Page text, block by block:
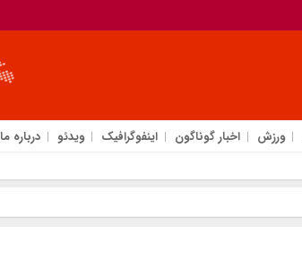
ورزش اخبار گوناگون اینفوگرافیک ویدئو درباره ما